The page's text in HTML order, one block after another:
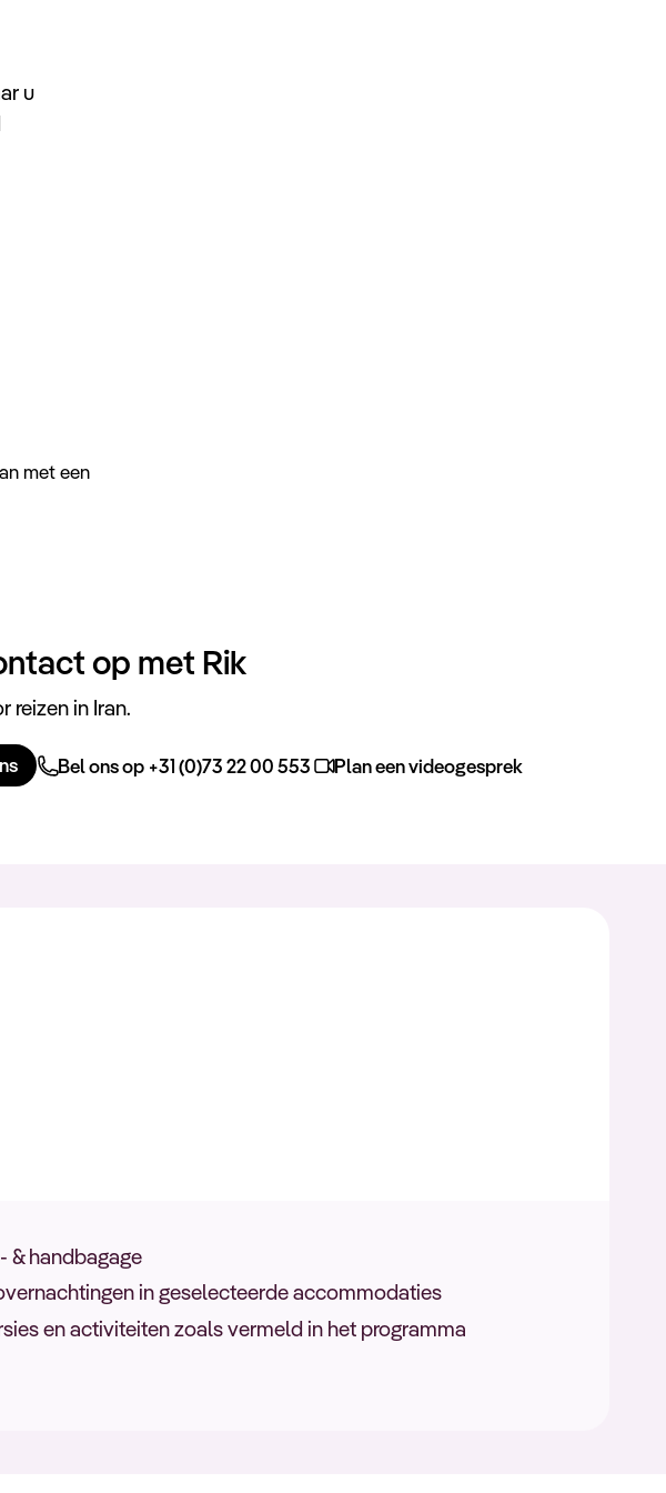
u
met een
op met Rik
reizen in Iran.
Bel ons op +31 (0)73 22 00 553 Plan een videogesprek
& handbagage
in geselecteerde accommodaties
en activiteiten zoals vermeld in het programma